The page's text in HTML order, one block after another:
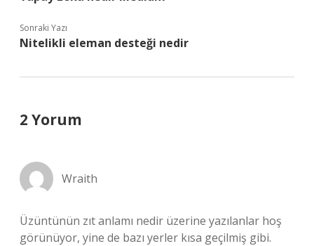
Sonraki Yazı
Nitelikli eleman desteği nedir
2 Yorum
Wraith
Üzüntünün zıt anlamı nedir üzerine yazılanlar hoş
görünüyor, yine de bazı yerler kısa geçilmiş gibi.